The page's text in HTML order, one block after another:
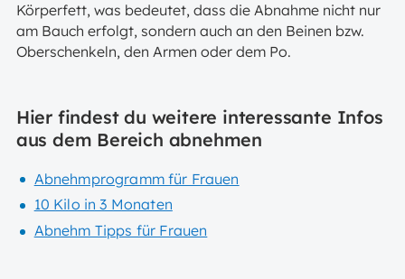
Körperfett, was bedeutet, dass die Abnahme nicht nur
am Bauch erfolgt, sondern auch an den Beinen bzw.
Oberschenkeln, den Armen oder dem Po.
Hier findest du weitere interessante Infos
aus dem Bereich abnehmen
Abnehmprogramm für Frauen
10 Kilo in 3 Monaten
Abnehm Tipps für Frauen